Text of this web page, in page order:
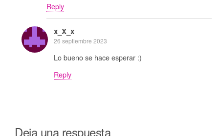
Reply
x_X_x
26 septiembre 2023
Lo bueno se hace esperar :)
Reply
Deja una respuesta